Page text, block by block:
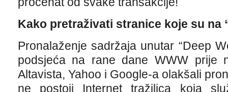
Kako pretraživati stranice koje su na
Pronalaženje sadržaja unutar “Deep
podsjeća na rane dane WWW prije
Altavista, Yahoo i Google-a olakšali
ne postoji Internet tražilica koja